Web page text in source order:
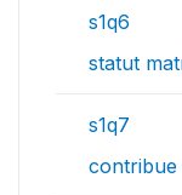
s1q6
statut
s1q7
contribue